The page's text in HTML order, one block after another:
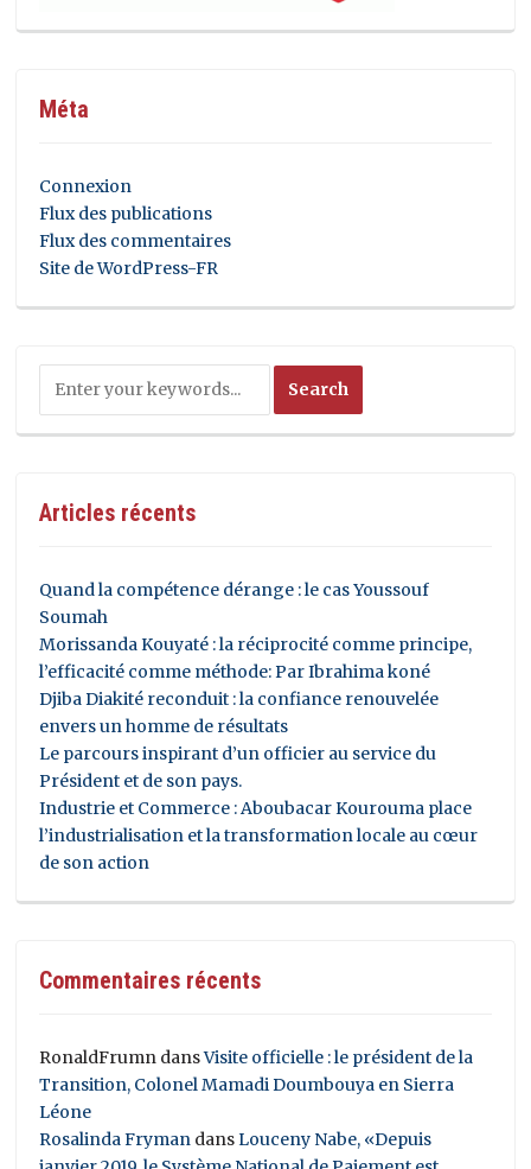
Méta
Connexion
Flux des publications
Flux des commentaires
Site de WordPress-FR
Articles récents
Quand la compétence dérange : le cas Youssouf
Soumah
Morissanda Kouyaté : la réciprocité comme principe,
l’efficacité comme méthode: Par Ibrahima koné
Djiba Diakité reconduit : la confiance renouvelée
envers un homme de résultats
Le parcours inspirant d’un officier au service du
Président et de son pays.
Industrie et Commerce : Aboubacar Kourouma place
l’industrialisation et la transformation locale au cœur
de son action
Commentaires récents
RonaldFrumn dansVisite officielle : le président de la
Transition, Colonel Mamadi Doumbouya en Sierra
Léone
Rosalinda Fryman dansLouceny Nabe, «Depuis